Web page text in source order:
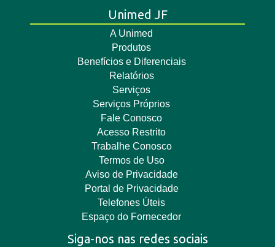
Unimed JF
A Unimed
Produtos
Benefícios e Diferenciais
Relatórios
Serviços
Serviços Próprios
Fale Conosco
Acesso Restrito
Trabalhe Conosco
Termos de Uso
Aviso de Privacidade
Portal de Privacidade
Telefones Úteis
Espaço do Fornecedor
Siga-nos nas redes sociais